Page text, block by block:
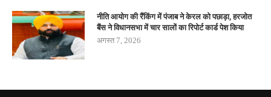
नीति आयोग की रैंकिंग में पंजाब ने केरल को पछाड़ा, हरजोत
बैंस ने विधानसभा में चार सालों का रिपोर्ट कार्ड पेश किया
अगस्त 7, 2026